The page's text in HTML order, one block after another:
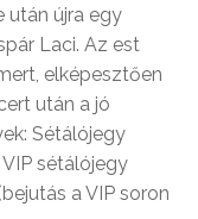
után újra egy
Laci. Az est
elképesztően
után a jó
Sétálójegy
sétálójegy
a VIP soron